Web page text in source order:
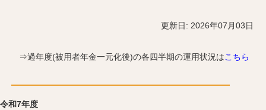
更新日: 2026年07月03日
⇒過年度(被用者年金一元化後)の各四半期の運用状況はこちら
令和7年度